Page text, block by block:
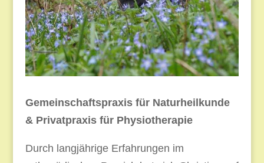
Gemeinschaftspraxis für Naturheilkunde
& Privatpraxis für Physiotherapie
Durch langjährige Erfahrungen im